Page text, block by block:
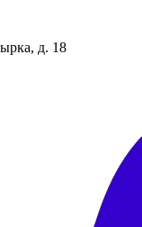
д. 18